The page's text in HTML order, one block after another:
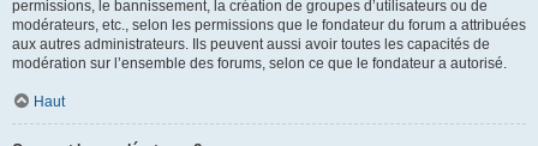
permissions, le bannissement, la création de groupes d’utilisateurs ou de
modérateurs, etc., selon les permissions que le fondateur du forum a attribuées
aux autres administrateurs. Ils peuvent aussi avoir toutes les capacités de
modération sur l’ensemble des forums, selon ce que le fondateur a autorisé.
Haut